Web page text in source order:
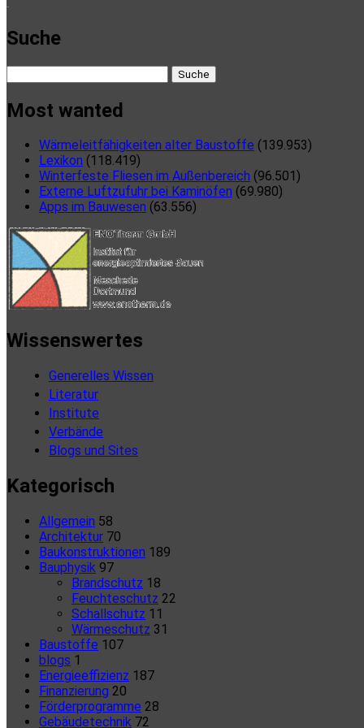
Suche
nach:
Most wanted
Wärmeleitfähigkeiten alter Baustoffe (139.953)
Lexikon (118.419)
Winterfeste Fliesen im Außenbereich (96.501)
Externe Luftzufuhr bei Kaminöfen (69.980)
Apps im Bauwesen (63.556)
Wissenswertes
Generelles Wissen
Literatur
Institute
Verbände
Blogs und Sites
Kategorisch
Allgemein 58
Architektur 70
Baukonstruktionen 189
Bauphysik 97
Brandschutz 18
Feuchteschutz 22
Schallschutz 11
Wärmeschutz 31
Baustoffe 107
blogs 1
Energieeffizienz 187
Finanzierung 20
Förderprogramme 28
Gebäudetechnik 72